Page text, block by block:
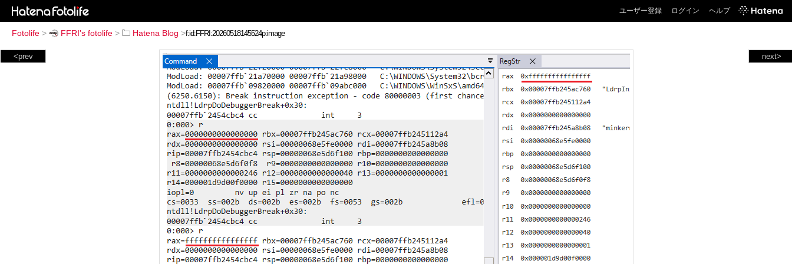
ユーザー登録 ログイン ヘルプ
Fotolife > FFRI's fotolife > Hatena Blog >
next>
<prev